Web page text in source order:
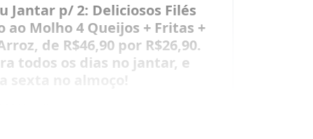
Jantar p/ 2: Deliciosos Filés
ao Molho 4 Queijos + Fritas +
de R$46,90 por R$26,90.
todos os dias no jantar, e